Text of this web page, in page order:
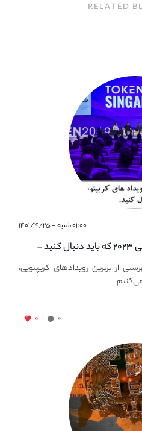
RELATED
۰۱:۰۰ شنبه - ۱۴۰۱/۴/۲۵
مهم ترین رویداد های کریپتویی ۲۰۲۳ که باید دنبال کنید –
از برترین رویدادهای کریپتویی،
۰ ۰